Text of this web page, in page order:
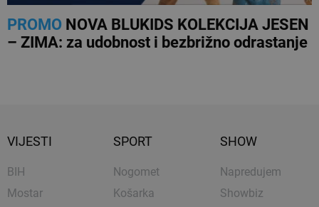
PROMONOVA BLUKIDS KOLEKCIJA JESEN
– ZIMA: za udobnost i bezbrižno odrastanje
VIJESTI
BIH
Mostar
SPORT
Nogomet
Košarka
SHOW
Napredujem
Showbiz